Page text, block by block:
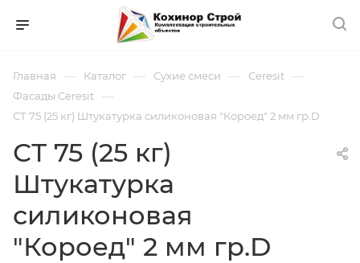
Главная — Каталог — Сухие смеси — Ceresit —
Фасады Ceresit —
СТ 75 (25 кг) Штукатурка силиконовая "Короед" 2 мм гр.D
СТ 75 (25 кг)
Штукатурка
силиконовая
"Короед" 2 мм гр.D